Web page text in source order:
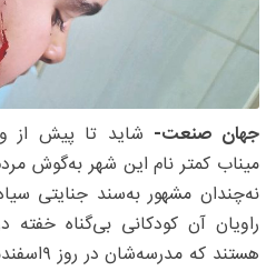
جهان صنعت- شاید تا پیش از
میناب کمتر نام این شهر به‌گوش
نه‌چندان مشهور به‌سند جنایتی
راویان آن کودکانی بی‌گناه
هستند که